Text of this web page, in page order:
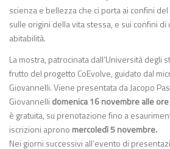
scienza e bellezza che ci porta ai confini
sulle origini della vita stessa, e sui confini di
abitabilità.
La mostra, patrocinata dall’Università degli
frutto del progetto CoEvolve, guidato dal
Giovannelli. Viene presentata da Jacopo
Giovannelli domenica 16 novembre alle
è gratuita, su prenotazione fino a
iscrizioni aprono mercoledì 5 novembre.
Nei giorni successivi all’evento di